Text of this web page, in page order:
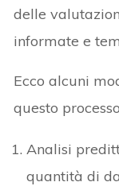
delle
informate e
Ecco alcuni
questo
Analisi
quantità di